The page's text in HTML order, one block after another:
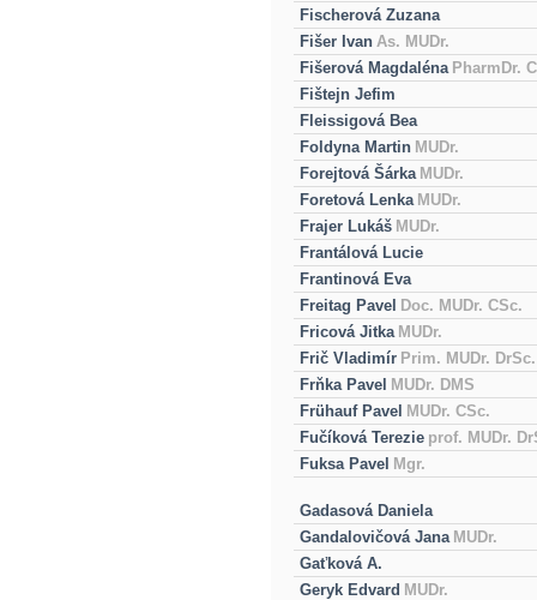
Fischerová Zuzana
Fišer Ivan As. MUDr.
Fišerová Magdaléna PharmDr.
Fištejn Jefim
Fleissigová Bea
Foldyna Martin MUDr.
Forejtová Šárka MUDr.
Foretová Lenka MUDr.
Frajer Lukáš MUDr.
Frantálová Lucie
Frantinová Eva
Freitag Pavel
Doc. MUDr. CSc.
Fricová Jitka MUDr.
Frič Vladimír Prim. MUDr. DrSc.
Frňka Pavel MUDr. DMS
Frühauf Pavel MUDr. CSc.
Fučíková Terezie prof. MUDr.
Fuksa Pavel Mgr.
Gadasová Daniela
Gandalovičová Jana MUDr.
Gaťková A.
Geryk Edvard MUDr.